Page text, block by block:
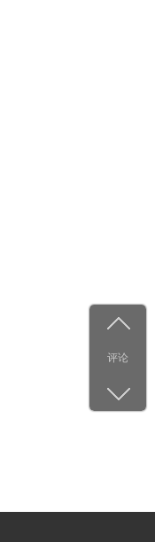
评论